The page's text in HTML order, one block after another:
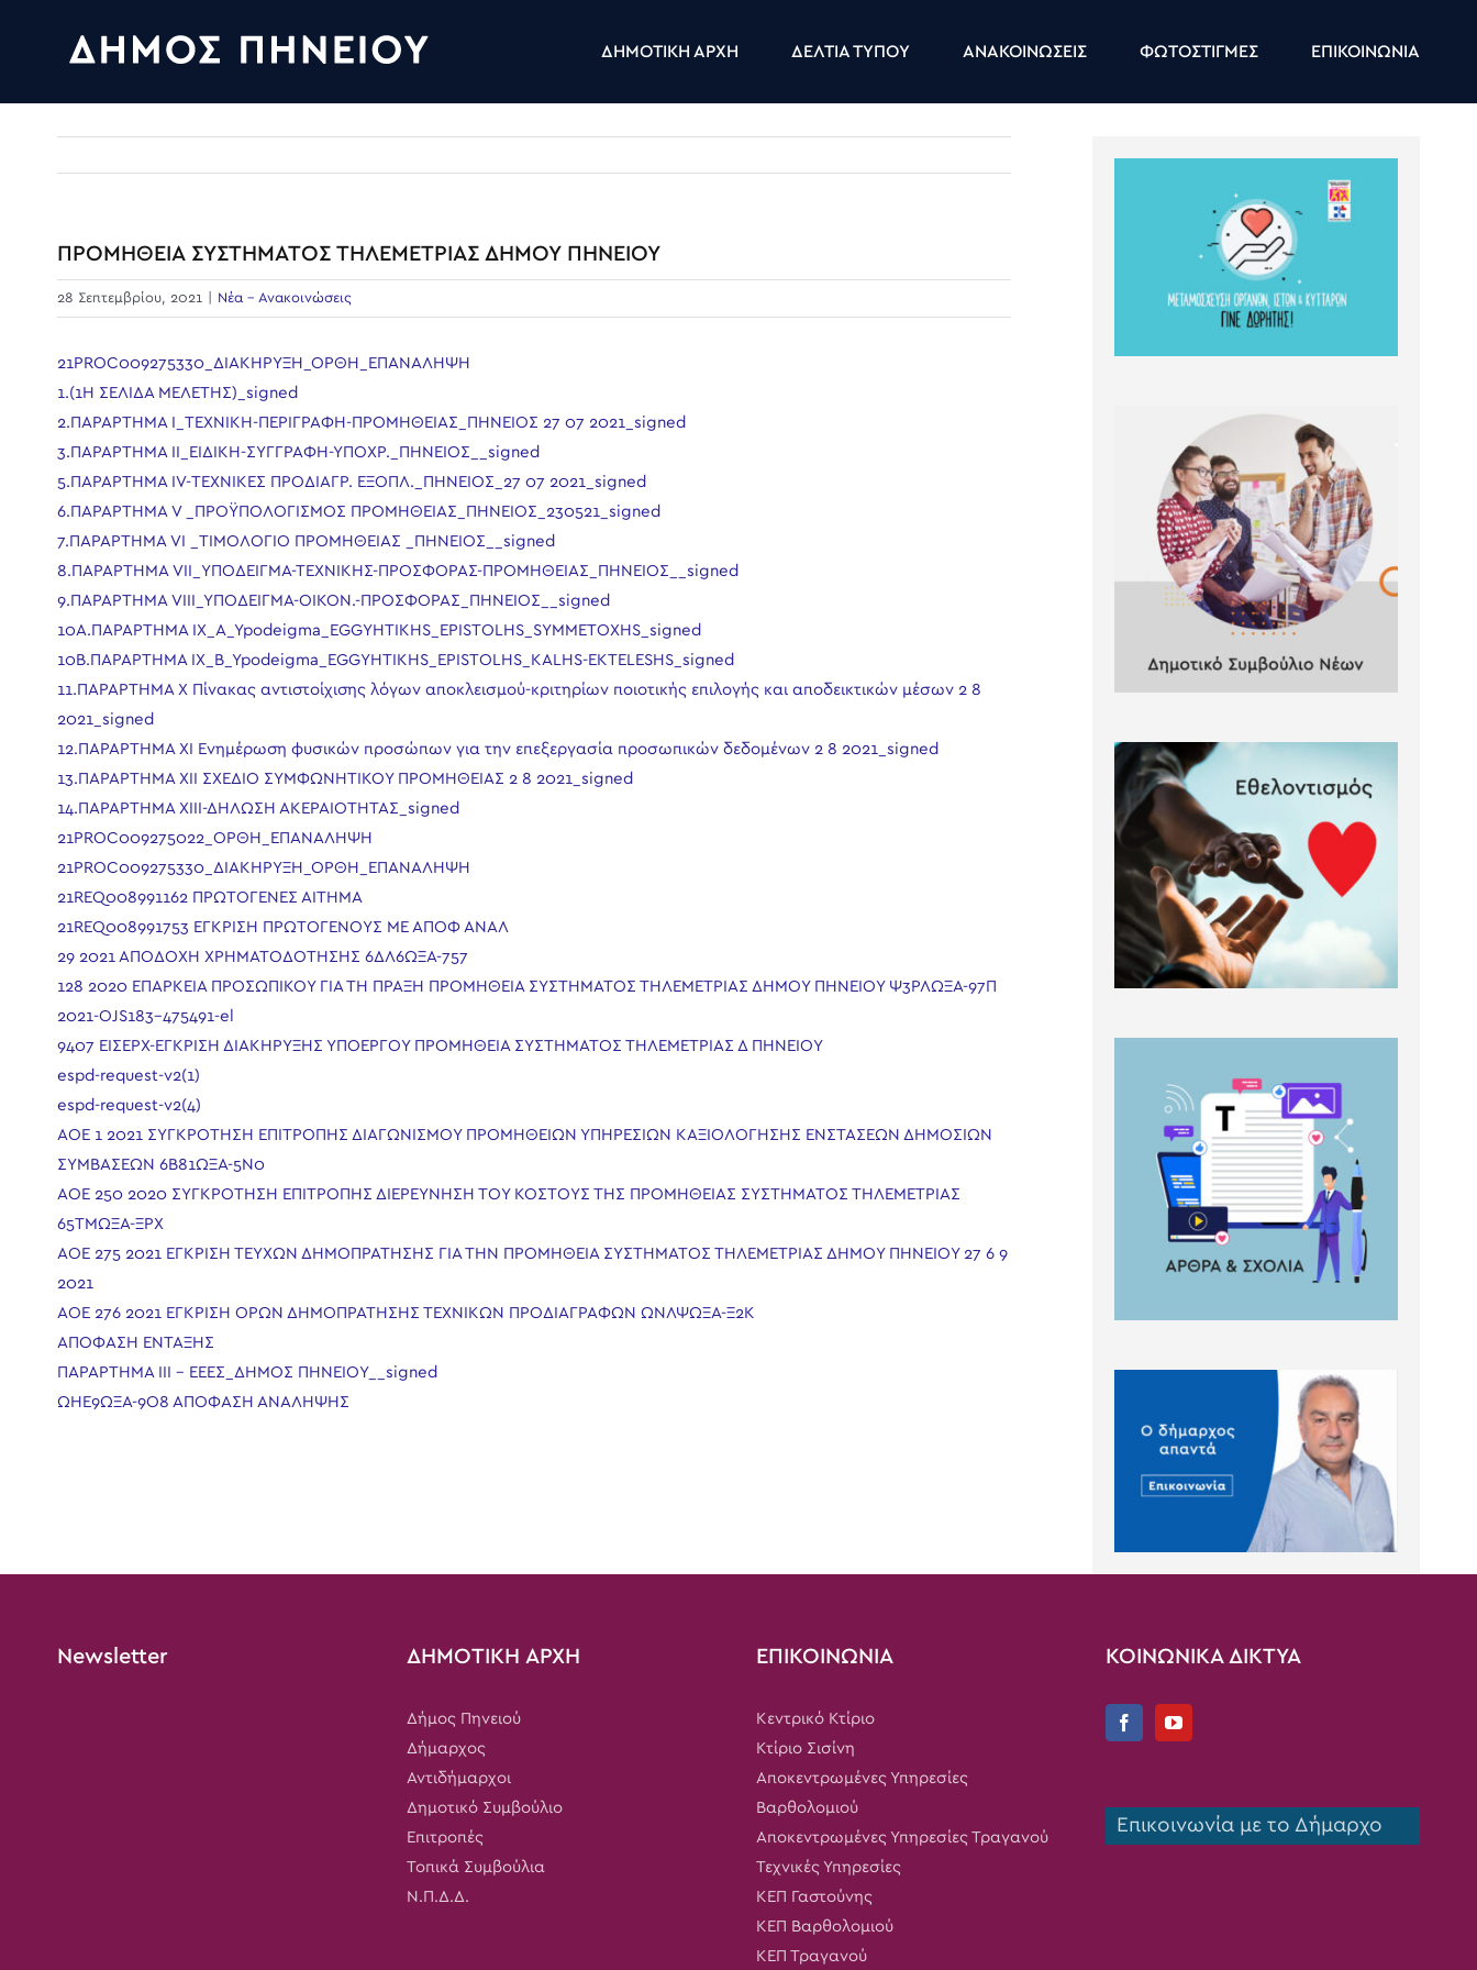
ΔΗΜΟΤΙΚΗ ΑΡΧΗ ΔΕΛΤΙΑ ΤΥΠΟΥ ΑΝΑΚΟΙΝΩΣΕΙΣ ΦΩΤΟΣΤΙΓΜΕΣ ΕΠΙΚΟΙΝΩΝΙΑ
ΠΡΟΜΗΘΕΙΑ ΣΥΣΤΗΜΑΤΟΣ ΤΗΛΕΜΕΤΡΙΑΣ ΔΗΜΟΥ ΠΗΝΕΙΟΥ
28 Σεπτεμβρίου, 2021 Νέα - Ανακοινώσεις
21PROC009275330_ΔΙΑΚΗΡΥΞΗ_ΟΡΘΗ_ΕΠΑΝΑΛΗΨΗ
1.(1Η ΣΕΛΙΔΑ ΜΕΛΕΤΗΣ)_signed
2.ΠΑΡΑΡΤΗΜΑ I_ΤΕΧΝΙΚΗ-ΠΕΡΙΓΡΑΦΗ-ΠΡΟΜΗΘΕΙΑΣ_ΠΗΝΕΙΟΣ 27 07 2021_signed
3.ΠΑΡΑΡΤΗΜΑ ΙΙ_ΕΙΔΙΚΗ-ΣΥΓΓΡΑΦΗ-ΥΠΟΧΡ._ΠΗΝΕΙΟΣ__signed
5.ΠΑΡΑΡΤΗΜΑ IV-ΤΕΧΝΙΚΕΣ ΠΡΟΔΙΑΓΡ. ΕΞΟΠΛ._ΠΗΝΕΙΟΣ_27 07 2021_signed
6.ΠΑΡΑΡΤΗΜΑ V _ΠΡΟΫΠΟΛΟΓΙΣΜΟΣ ΠΡΟΜΗΘΕΙΑΣ_ΠΗΝΕΙΟΣ_230521_signed
7.ΠΑΡΑΡΤΗΜΑ VI _ΤΙΜΟΛΟΓΙΟ ΠΡΟΜΗΘΕΙΑΣ _ΠΗΝΕΙΟΣ__signed
8.ΠΑΡΑΡΤΗΜΑ VII_ΥΠΟΔΕΙΓΜΑ-ΤΕΧΝΙΚΗΣ-ΠΡΟΣΦΟΡΑΣ-ΠΡΟΜΗΘΕΙΑΣ_ΠΗΝΕΙΟΣ__signed
9.ΠΑΡΑΡΤΗΜΑ VIΙΙ_ΥΠΟΔΕΙΓΜΑ-ΟΙΚΟΝ.-ΠΡΟΣΦΟΡΑΣ_ΠΗΝΕΙΟΣ__signed
10A.ΠΑΡΑΡΤΗΜΑ IX_A_Ypodeigma_EGGYHTIKHS_EPISTOLHS_SYMMETOXHS_signed
10B.ΠΑΡΑΡΤΗΜΑ IX_B_Ypodeigma_EGGYHTIKHS_EPISTOLHS_KALHS-EKTELESHS_signed
11.ΠΑΡΑΡΤΗΜΑ Χ Πίνακας αντιστοίχισης λόγων αποκλεισμού-κριτηρίων ποιοτικής επιλογής και αποδεικτικών μέσων 2 8
2021_signed
12.ΠΑΡΑΡΤΗΜΑ XΙ Ενημέρωση φυσικών προσώπων για την επεξεργασία προσωπικών δεδομένων 2 8 2021_signed
13.ΠΑΡΑΡΤΗΜΑ XΙΙ ΣΧΕΔΙΟ ΣΥΜΦΩΝΗΤΙΚΟΥ ΠΡΟΜΗΘΕΙΑΣ 2 8 2021_signed
14.ΠΑΡΑΡΤΗΜΑ ΧΙΙΙ-ΔΗΛΩΣΗ ΑΚΕΡΑΙΟΤΗΤΑΣ_signed
21PROC009275022_ΟΡΘΗ_ΕΠΑΝΑΛΗΨΗ
21PROC009275330_ΔΙΑΚΗΡΥΞΗ_ΟΡΘΗ_ΕΠΑΝΑΛΗΨΗ
21REQ008991162 ΠΡΩΤΟΓΕΝΕΣ ΑΙΤΗΜΑ
21REQ008991753 ΕΓΚΡΙΣΗ ΠΡΩΤΟΓΕΝΟΥΣ ΜΕ ΑΠΟΦ ΑΝΑΛ
29 2021 ΑΠΟΔΟΧΗ ΧΡΗΜΑΤΟΔΟΤΗΣΗΣ 6ΔΛ6ΩΞΑ-757
128 2020 ΕΠΑΡΚΕΙΑ ΠΡΟΣΩΠΙΚΟΥ ΓΙΑ ΤΗ ΠΡΑΞΗ ΠΡΟΜΗΘΕΙΑ ΣΥΣΤΗΜΑΤΟΣ ΤΗΛΕΜΕΤΡΙΑΣ ΔΗΜΟΥ ΠΗΝΕΙΟΥ Ψ3ΡΛΩΞΑ-97Π
2021-OJS183-475491-el
9407 ΕΙΣΕΡΧ-ΕΓΚΡΙΣΗ ΔΙΑΚΗΡΥΞΗΣ ΥΠΟΕΡΓΟΥ ΠΡΟΜΗΘΕΙΑ ΣΥΣΤΗΜΑΤΟΣ ΤΗΛΕΜΕΤΡΙΑΣ Δ ΠΗΝΕΙΟΥ
espd-request-v2(1)
espd-request-v2(4)
ΑΟΕ 1 2021 ΣΥΓΚΡΟΤΗΣΗ ΕΠΙΤΡΟΠΗΣ ΔΙΑΓΩΝΙΣΜΟΥ ΠΡΟΜΗΘΕΙΩΝ ΥΠΗΡΕΣΙΩΝ ΚΑΞΙΟΛΟΓΗΣΗΣ ΕΝΣΤΑΣΕΩΝ ΔΗΜΟΣΙΩΝ
ΣΥΜΒΑΣΕΩΝ 6Β81ΩΞΑ-5Ν0
ΑΟΕ 250 2020 ΣΥΓΚΡΟΤΗΣΗ ΕΠΙΤΡΟΠΗΣ ΔΙΕΡΕΥΝΗΣΗ ΤΟΥ ΚΟΣΤΟΥΣ ΤΗΣ ΠΡΟΜΗΘΕΙΑΣ ΣΥΣΤΗΜΑΤΟΣ ΤΗΛΕΜΕΤΡΙΑΣ
65ΤΜΩΞΑ-ΞΡΧ
ΑΟΕ 275 2021 ΕΓΚΡΙΣΗ ΤΕΥΧΩΝ ΔΗΜΟΠΡΑΤΗΣΗΣ ΓΙΑ ΤΗΝ ΠΡΟΜΗΘΕΙΑ ΣΥΣΤΗΜΑΤΟΣ ΤΗΛΕΜΕΤΡΙΑΣ ΔΗΜΟΥ ΠΗΝΕΙΟΥ 27 6 9
2021
ΑΟΕ 276 2021 ΕΓΚΡΙΣΗ ΟΡΩΝ ΔΗΜΟΠΡΑΤΗΣΗΣ ΤΕΧΝΙΚΩΝ ΠΡΟΔΙΑΓΡΑΦΩΝ ΩΝΛΨΩΞΑ-Ξ2Κ
ΑΠΟΦΑΣΗ ΕΝΤΑΞΗΣ
ΠΑΡΑΡΤΗΜΑ ΙΙΙ – ΕΕΕΣ_ΔΗΜΟΣ ΠΗΝΕΙΟΥ__signed
ΩΗΕ9ΩΞΑ-9Ο8 ΑΠΟΦΑΣΗ ΑΝΑΛΗΨΗΣ
Newsletter ΔΗΜΟΤΙΚΗ ΑΡΧΗ
Δήμος Πηνειού
Δήμαρχος
Αντιδήμαρχοι
Δημοτικό Συμβούλιο
Επιτροπές
Τοπικά Συμβούλια
Ν.Π.Δ.Δ.
ΕΠΙΚΟΙΝΩΝΙΑ
Κεντρικό Κτίριο
Κτίριο Σισίνη
Αποκεντρωμένες Υπηρεσίες
Βαρθολομιού
Αποκεντρωμένες Υπηρεσίες Τραγανού
Τεχνικές Υπηρεσίες
ΚΕΠ Γαστούνης
ΚΕΠ Βαρθολομιού
ΚΕΠ Τραγανού
ΚΟΙΝΩΝΙΚΑ ΔΙΚΤΥΑ
Επικοινωνία με το Δήμαρχο